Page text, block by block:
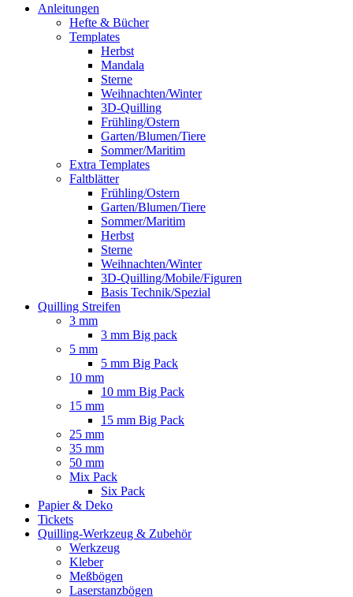
Anleitungen
Hefte & Bücher
Templates
Herbst
Mandala
Sterne
Weihnachten/Winter
3D-Quilling
Frühling/Ostern
Garten/Blumen/Tiere
Sommer/Maritim
Extra Templates
Faltblätter
Frühling/Ostern
Garten/Blumen/Tiere
Sommer/Maritim
Herbst
Sterne
Weihnachten/Winter
3D-Quilling/Mobile/Figuren
Basis Technik/Spezial
Quilling Streifen
3 mm
3 mm Big pack
5 mm
5 mm Big Pack
10 mm
10 mm Big Pack
15 mm
15 mm Big Pack
25 mm
35 mm
50 mm
Mix Pack
Six Pack
Papier & Deko
Tickets
Quilling-Werkzeug & Zubehör
Werkzeug
Kleber
Meßbögen
Laserstanzbögen